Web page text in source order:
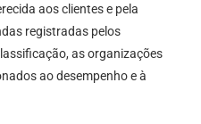
aos clientes e pela
registradas pelos
as organizações
ao desempenho e à